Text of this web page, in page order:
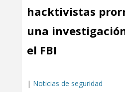
hacktivistas
una
el FBI
| Noticias de seguridad